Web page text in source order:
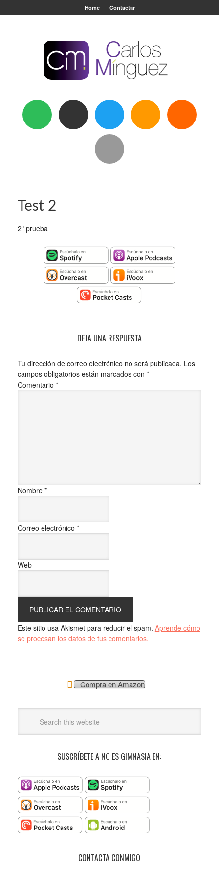
Home Contactar
Test 2
2º prueba
DEJA UNA RESPUESTA
Tu dirección de correo electrónico no será publicada. Los
campos obligatorios están marcados con *
Comentario *
Nombre *
Correo electrónico *
Web
Este sitio usa Akismet para reducir el spam. Aprende cómo
se procesan los datos de tus comentarios.
Compra en Amazon
SUSCRÍBETE A NO ES GIMNASIA EN:
CONTACTA CONMIGO